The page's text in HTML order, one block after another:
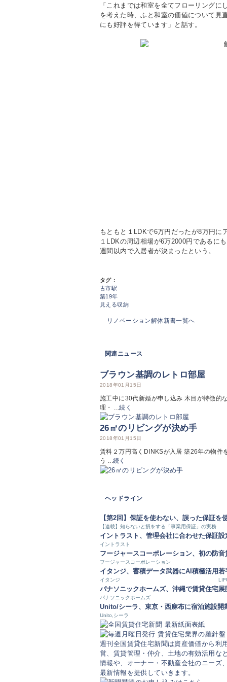
「これまでは和室を全てフローリング
を考えた時、ふと和室の価値について見
にも好評を得ています」と話す。
もともと１LDKで6万円だったが8万円に
１LDKの周辺相場が6万2000円であるに
週間以内で入居者が決まったという。
タグ：
古市駅
築19年
見える収納
リノベーション解体新書一覧へ
関連ニュース
ブラウン基調のレトロ部屋
2018年01月15日
施工中に30代新婚が申し込み 木目が特徴的
理・ ...続く
26㎡のリビングが決め手
2018年01月15日
賃料２万円高くDINKSが入居 築26年の物件
う ...続く
ヘッドライン
【第2回】保証を使わない、誤った保証を
【連載】知らないと損をする「事業用保証」の実務
イントラスト、管理会社に合わせた保証設
イントラスト
フージャースコーポレーション、初の防音
フージャースコーポレーション
イタンジ、蓄積データ武器にAI積極活用
イタンジ
若
パナソニックホームズ、沖縄で賃貸住宅
パナソニックホームズ
Unito/シーラ、東京・西麻布に宿泊施設開
Unito,シーラ
週刊全国賃貸住宅新聞は資産価値から利
営、賃貸管理・仲介、土地の有効活用な
情報や、オーナー・不動産会社のニーズ
最新情報を提供していきます。